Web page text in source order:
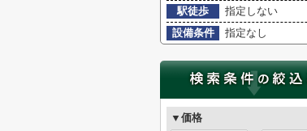
駅徒歩
指定しない
設備条件
指定なし
▼価格